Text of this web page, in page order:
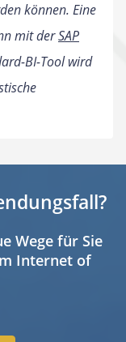
können. Eine
mit derSAP
BI-Tool wird
Wege für Sie
Internet of